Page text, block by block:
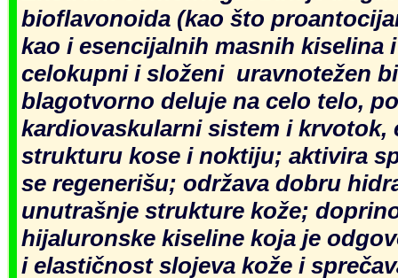
bioflavonoida (kao što
kao i esencijalnih masnih kiselina
celokupni i složeni uravnotežen
blagotvorno deluje na celo telo,
kardiovaskularni sistem i krvotok,
strukturu kose i noktiju; aktivira
se regenerišu; održava dobru
unutrašnje strukture kože;
hijaluronske kiseline koja je
i elastičnost slojeva kože i